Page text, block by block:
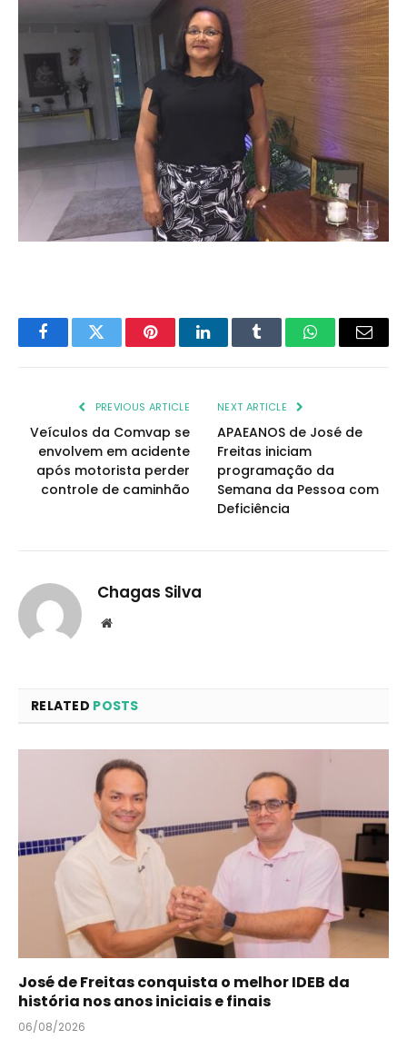
FacebookTwitter PinterestLinkedInTumblr WhatsAppEmail
PREVIOUS ARTICLE
Veículos da Comvap se
envolvem em acidente
após motorista perder
controle de caminhão
NEXT ARTICLE
APAEANOS de José de
Freitas iniciam
programação da
Semana da Pessoa com
Deficiência
Chagas Silva
Website
RELATED POSTS
José de Freitas conquista o melhor IDEB da
história nos anos iniciais e finais
06/08/2026